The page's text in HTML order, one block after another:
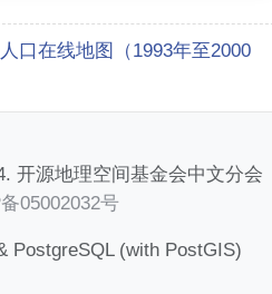
口在线地图（1993年至2000
开源地理空间基金会中文分会
05002032号
PostgreSQL (with PostGIS)